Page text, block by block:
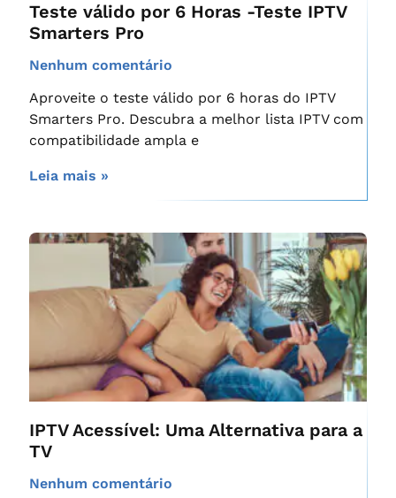
Teste válido por 6 Horas -Teste IPTV
Smarters Pro
Nenhum comentário
Aproveite o teste válido por 6 horas do IPTV
Smarters Pro. Descubra a melhor lista IPTV com
compatibilidade ampla e
Leia mais »
IPTV Acessível: Uma Alternativa para a
TV
Nenhum comentário